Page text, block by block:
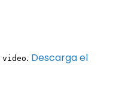
video. Descarga el